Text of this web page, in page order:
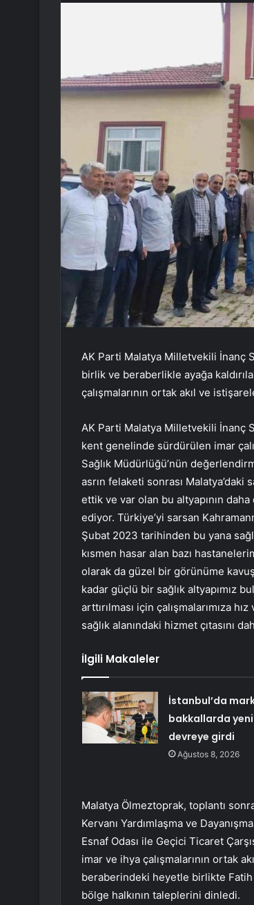
AK Parti Malatya Milletvekili İnanç
birlik ve beraberlikle ayağa
çalışmalarının ortak akıl ve
AK Parti Malatya Milletvekili İnanç
kent genelinde sürdürülen imar
Sağlık Müdürlüğü’nün
asrın felaketi sonrası Malatya’daki
ettik ve var olan bu altyapının
ediyor. Türkiye’yi sarsan
Şubat 2023 tarihinden bu yana
kısmen hasar alan bazı
olarak da güzel bir görünüme
kadar güçlü bir sağlık altyapımız
arttırılması için çalışmalarımıza
sağlık alanındaki hizmet çıtasını
İlgili Makaleler
İstanbul’da
bakkallarda
devreye girdi
Ağustos 8, 2026
Malatya Ölmeztoprak, toplantı
Kervanı Yardımlaşma ve
Esnaf Odası ile Geçici Ticaret
imar ve ihya çalışmalarının ortak
beraberindeki heyetle birlikte
bölge halkının taleplerini dinledi.